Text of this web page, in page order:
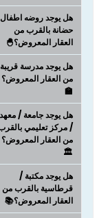
هل يوجد روضه
حضانة بالقرب من
العقار المعروض؟🐣
هل يوجد مدرسة قريبة
من العقار المعروض؟
🏫
هل يوجد جامعة / معهد
/ مركز تعليمي
من العقار المعروض؟
🏛️
هل يوجد مكتبة /
قرطاسية بالقرب من
العقار المعروض؟📚